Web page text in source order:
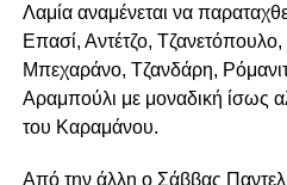
Λαμία αναμένεται να
Επασί, Αντέτζο,
Μπεχαράνο, Τζανδάρη,
Αραμπούλι με μοναδική ίσως
του Καραμάνου.
Από την άλλη ο Σάββας